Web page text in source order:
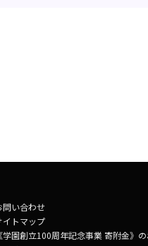
問い合わせ
イトマップ
学園創立100周年記念事業 寄附金》